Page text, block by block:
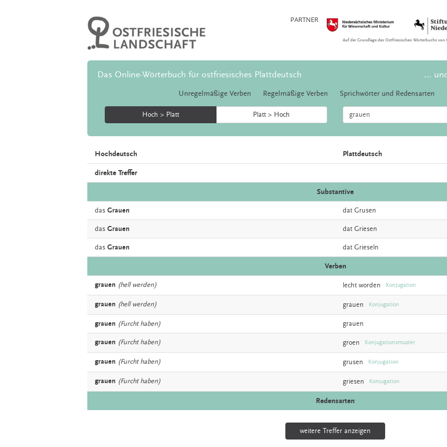
PARTNER
Auf der Grundlage des Ostfriesischen Wörterbuchs
Das Online-Wörterbuch für ostfriesisches Plattdeutsch ...
Unregelmäßige Verben Regelmäßige Verben Sprichwörter und Redensarten
Hoch > Platt Platt > Hoch
Hochdeutsch Plattdeutsch
direkte Treffer
Substantive
das Grauen dat Grusen
das Grauen dat Griesen
das Grauen dat Grieseln
Verben
grauen (hell werden) lecht worden Konjugation
grauen (hell werden) grauen Konjugation
grauen (Furcht haben) grauen
grauen (Furcht haben) groen Konjugationsmuster
grauen (Furcht haben) grusen Konjugation
grauen (Furcht haben) griesen Konjugation
Redensarten
weitere Treffer anzeigen